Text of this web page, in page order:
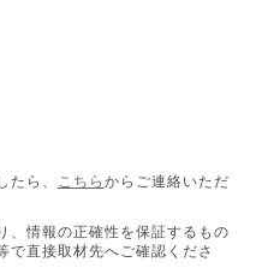
ら、 こちら からご連絡いただ
情報の正確性を保証するもの
で直接取材先へご確認くださ